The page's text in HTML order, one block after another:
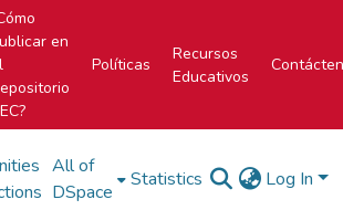
en
Políticas
Recursos
Educativos
All of
DSpace
Statistics Log In